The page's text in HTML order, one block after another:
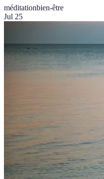
méditationbien-être
Jul 25